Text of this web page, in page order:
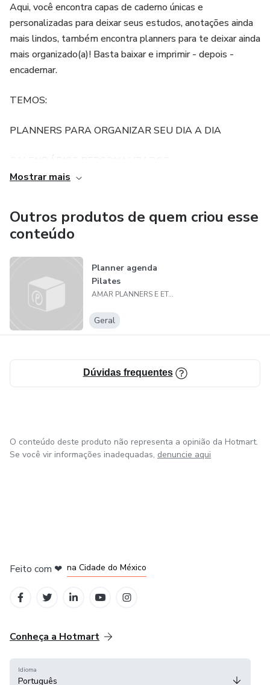
Aqui, você encontra capas de caderno únicas e
personalizadas para deixar seus estudos, anotações ainda
mais lindos, também encontra planners para te deixar ainda
mais organizado(a)! Basta baixar e imprimir - depois -
encadernar.
TEMOS:
PLANNERS PARA ORGANIZAR SEU DIA A DIA
Esse é um *arquivo digital* para impressão e montagem
em casa ou gráfica. Não será enviado nada físico via
TUDO PARA FACICILITAR A SUA ROTINA
Mostrar mais
Outros produtos de quem criou esse
conteúdo
Planner agenda
Pilates
AMAR PLANNERS E ETC.
Geral
Dúvidas frequentes
O conteúdo deste produto não representa a opinião da Hotmart.
Se você vir informações inadequadas, denuncie aqui
Feito com ❤ na Cidade do México
Conheça a Hotmart
Idioma
Português